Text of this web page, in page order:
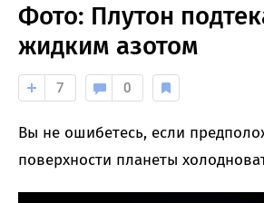
Фото: Плутон
жидким азотом
7 0
Вы не ошибетесь, если
поверхности планеты